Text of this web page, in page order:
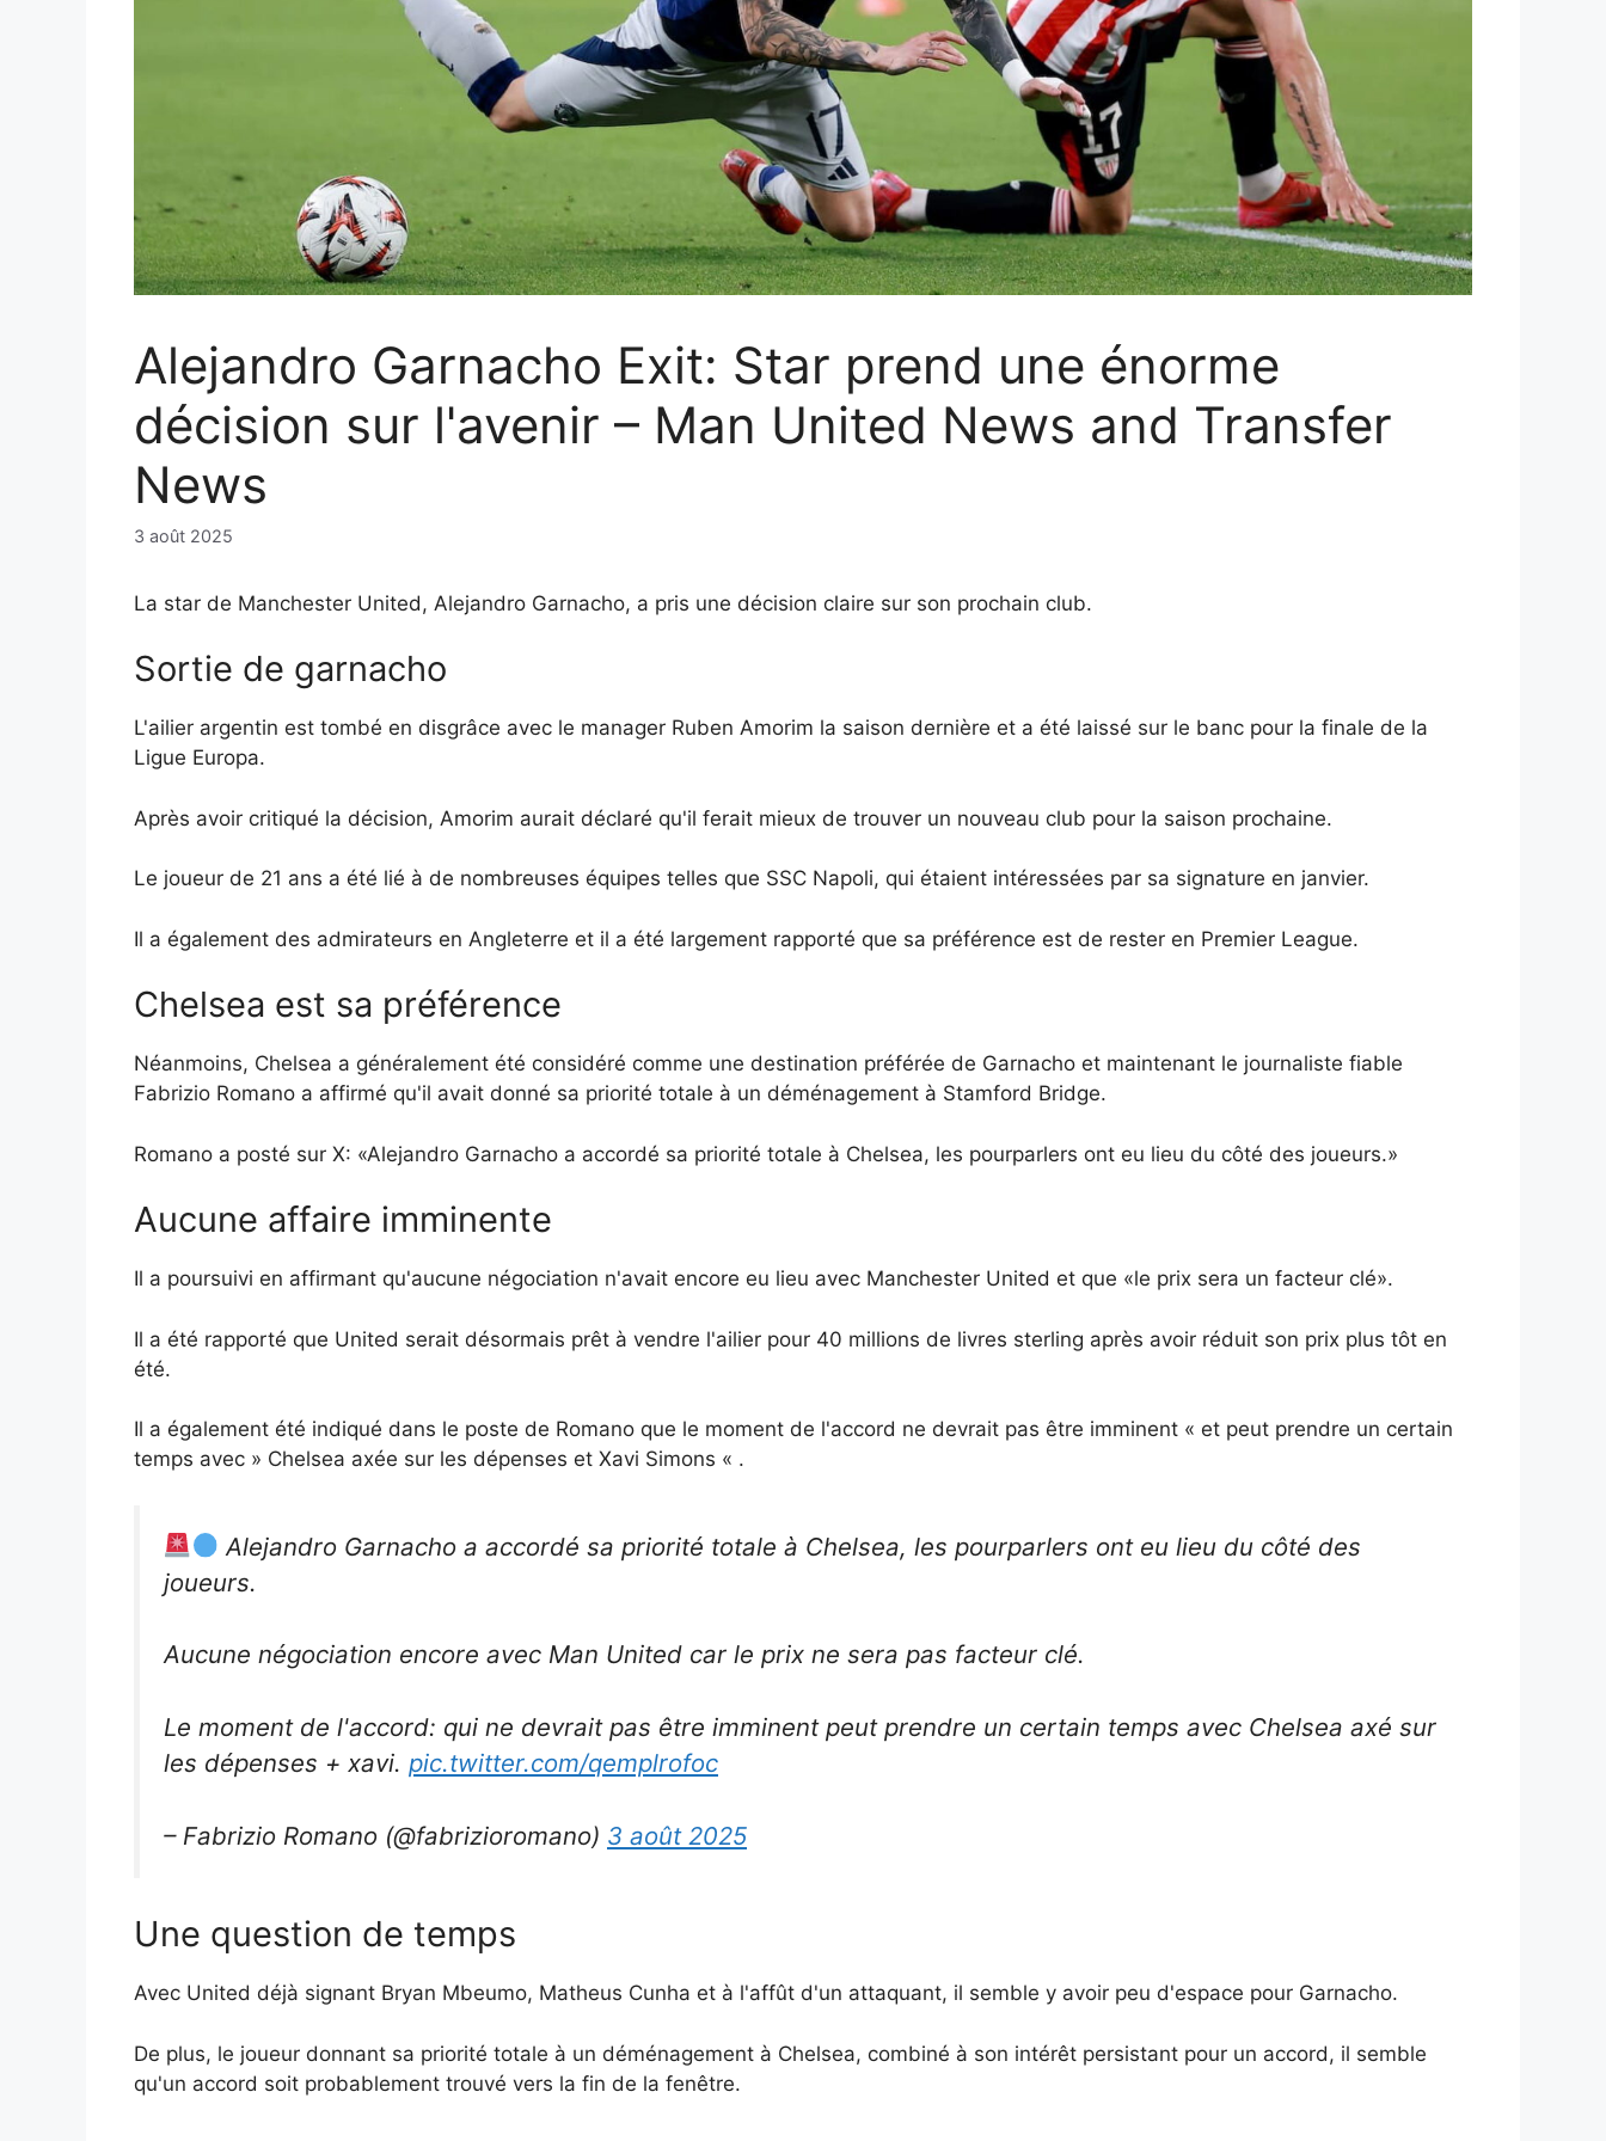
Alejandro Garnacho Exit: Star prend une énorme
décision sur l'avenir – Man United News and Transfer
News
3 août 2025
La star de Manchester United, Alejandro Garnacho, a pris une décision claire sur son prochain club.
Sortie de garnacho
L'ailier argentin est tombé en disgrâce avec le manager Ruben Amorim la saison dernière et a été laissé sur le banc pour la finale de la
Ligue Europa.
Après avoir critiqué la décision, Amorim aurait déclaré qu'il ferait mieux de trouver un nouveau club pour la saison prochaine.
Le joueur de 21 ans a été lié à de nombreuses équipes telles que SSC Napoli, qui étaient intéressées par sa signature en janvier.
Il a également des admirateurs en Angleterre et il a été largement rapporté que sa préférence est de rester en Premier League.
Chelsea est sa préférence
Néanmoins, Chelsea a généralement été considéré comme une destination préférée de Garnacho et maintenant le journaliste fiable
Fabrizio Romano a affirmé qu'il avait donné sa priorité totale à un déménagement à Stamford Bridge.
Romano a posté sur X: «Alejandro Garnacho a accordé sa priorité totale à Chelsea, les pourparlers ont eu lieu du côté des joueurs.»
Aucune affaire imminente
Il a poursuivi en affirmant qu'aucune négociation n'avait encore eu lieu avec Manchester United et que «le prix sera un facteur clé».
Il a été rapporté que United serait désormais prêt à vendre l'ailier pour 40 millions de livres sterling après avoir réduit son prix plus tôt en
été.
Il a également été indiqué dans le poste de Romano que le moment de l'accord ne devrait pas être imminent « et peut prendre un certain
temps avec » Chelsea axée sur les dépenses et Xavi Simons « .
Alejandro Garnacho a accordé sa priorité totale à Chelsea, les pourparlers ont eu lieu du côté des
joueurs.
Aucune négociation encore avec Man United car le prix ne sera pas facteur clé.
Le moment de l'accord: qui ne devrait pas être imminent peut prendre un certain temps avec Chelsea axé sur
les dépenses + xavi. pic.twitter.com/qemplrofoc
– Fabrizio Romano (@fabrizioromano) 3 août 2025
Une question de temps
Avec United déjà signant Bryan Mbeumo, Matheus Cunha et à l'affût d'un attaquant, il semble y avoir peu d'espace pour Garnacho.
De plus, le joueur donnant sa priorité totale à un déménagement à Chelsea, combiné à son intérêt persistant pour un accord, il semble
qu'un accord soit probablement trouvé vers la fin de la fenêtre.